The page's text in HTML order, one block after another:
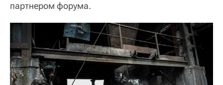
партнером форума.